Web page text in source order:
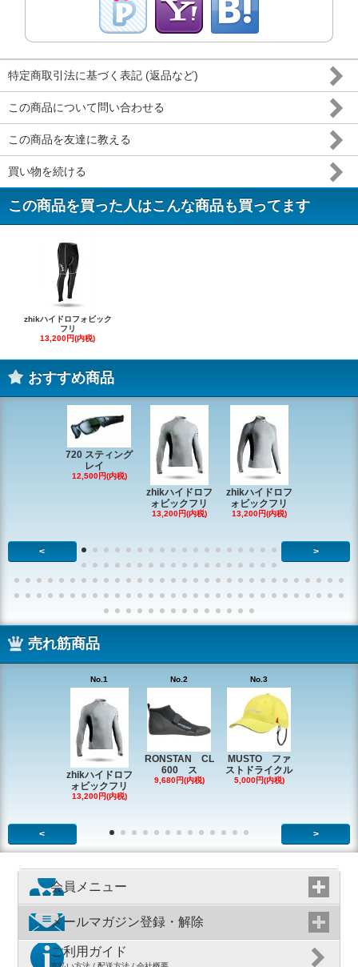
特定商取引法に基づく表記 (返品など)
この商品について問い合わせる
この商品を友達に教える
買い物を続ける
この商品を買った人はこんな商品も買ってます
zhikハイドロフォビック
フリ
13,200円(内税)
おすすめ商品
720 スティング
レイ
12,500円(内税)
zhikハイドロフ
ォビックフリ
13,200円(内税)
zhikハイドロフ
ォビックフリ
13,200円(内税)
< >
売れ筋商品
No.1
zhikハイドロフ
ォビックフリ
13,200円(内税)
No.2
RONSTAN CL
600 ス
9,680円(内税)
No.3
MUSTO ファ
ストドライクル
5,000円(内税)
< >
会員メニュー
メールマガジン登録・解除
ご利用ガイド